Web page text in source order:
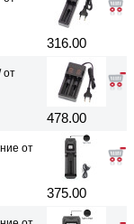
316.00
от
478.00
от
375.00